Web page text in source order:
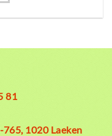
81
1020 Laeken